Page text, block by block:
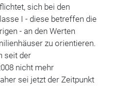
sich bei den
I - diese betreffen die
- an den Werten
zu orientieren.
seit der
nicht mehr
sei jetzt der Zeitpunkt